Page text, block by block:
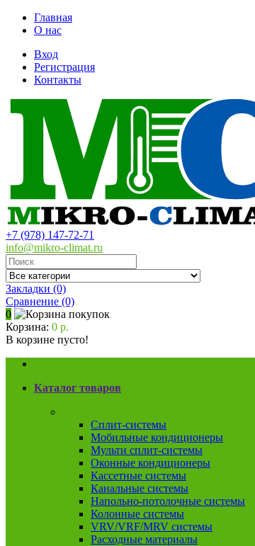
Главная
О нас
Вход
Регистрация
Контакты
+7 (978) 147-72-71
info@mikro-climat.ru
Закладки (0)
Сравнение (0)
0
Корзина: 0 р.
В корзине пусто!
Каталог товаров
Сплит-системы
Мобильные кондиционеры
Мульти сплит-системы
Оконные кондиционеры
Кассетные системы
Канальные системы
Напольно-потолочные системы
Колонные системы
VRV/VRF/MRV системы
Расходные материалы